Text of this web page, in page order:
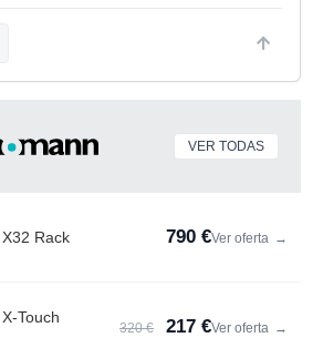
VER TODAS
Rack 790 €Ver oferta →
Touch
320 € 217 €Ver oferta →